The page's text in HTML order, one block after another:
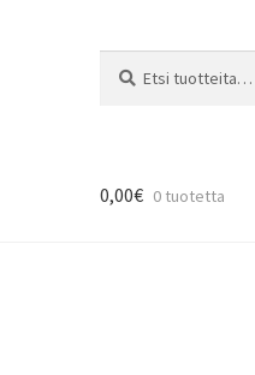
0,00€ 0 tuotetta